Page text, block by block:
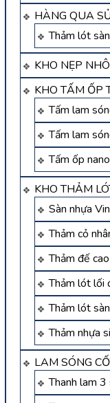
HÀNG QUA
Thảm lót
KHO NẸP
KHO TẤM ỐP
Tấm lam
Tấm lam
Tấm ốp
KHO THẢM
Sàn nhựa
Thảm cỏ
Thảm đế
Thảm lót lối
Thảm lót
Thảm nhựa
LAM SÓNG
Thanh lam